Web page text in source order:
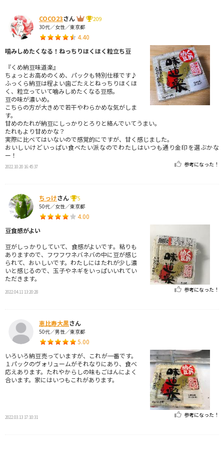
COCO23さん
209
30代／女性／東京都
4.40
噛みしめたくなる！ねっちりほくほく粒立ち豆
『くめ納豆味道楽』
ちょっとお高めのくめ、パックも特別仕様です♪
ふっくら納豆は程よい歯ごたえとねっちりほくほ
く、粒立っていて噛みしめたくなる豆感。
豆の味が濃いめ。
こちらの方が大きめで若干やわらかめな気がしま
す。
甘めのたれが納豆にしっかりとろりと絡んでいてうまい。
たれもより甘めかな？
実際に比べてはいないので感覚的にですが、甘く感じました。
おいしいけどいっぱい食べたい派なのでわたしはいつも通り金印を選ぶかな
ー！
2022.10.20 16:45:37 参考になった！
ちっけさん
5
50代／女性／東京都
4.00
豆食感がよい
豆がしっかりしていて、食感がよいです。粘りも
ありますので、フワフワネバネバの中に豆が感じ
られて、おいしいです。わたしにはたれが少し濃
いと感じるので、玉子やネギをいっぱいいれてい
ただきます。
2022.04.11 13:20:28 参考になった！
恵比寿大黒さん
50代／男性／東京都
5.00
いろいろ納豆売っていますが、これが一番です。
１パックのヴォリュームがそれなりにあり、食べ
応えあります。たれやからしの味もごはんによく
合います。家にはいつもこれがあります。
2022.03.13 17:10:31 参考になった！